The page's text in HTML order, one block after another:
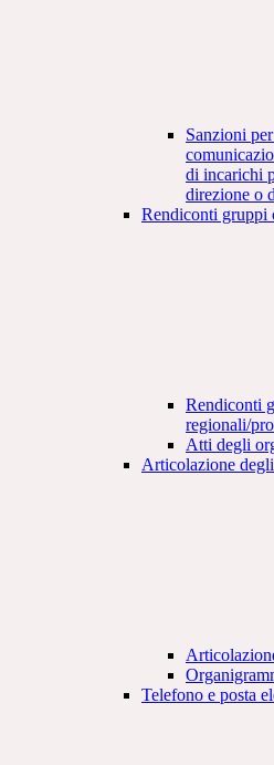
Sanzioni
di incarichi
direzione o
Rendiconti gruppi
Rendiconti
regionali/
Atti degli
Articolazione
Telefono e posta